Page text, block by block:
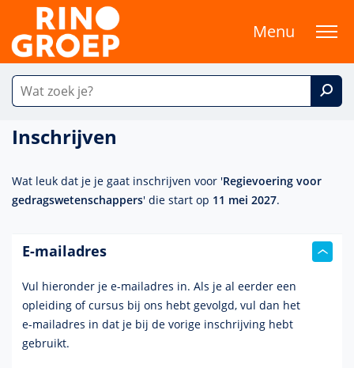
Menu
Inschrijven
Wat leuk dat je je gaat inschrijven voor 'Regievoering voor
gedragswetenschappers' die start op 11 mei 2027.
E-mailadres
Vul hieronder je e-mailadres in. Als je al eerder een
opleiding of cursus bij ons hebt gevolgd, vul dan het
e-mailadres in dat je bij de vorige inschrijving hebt
gebruikt.